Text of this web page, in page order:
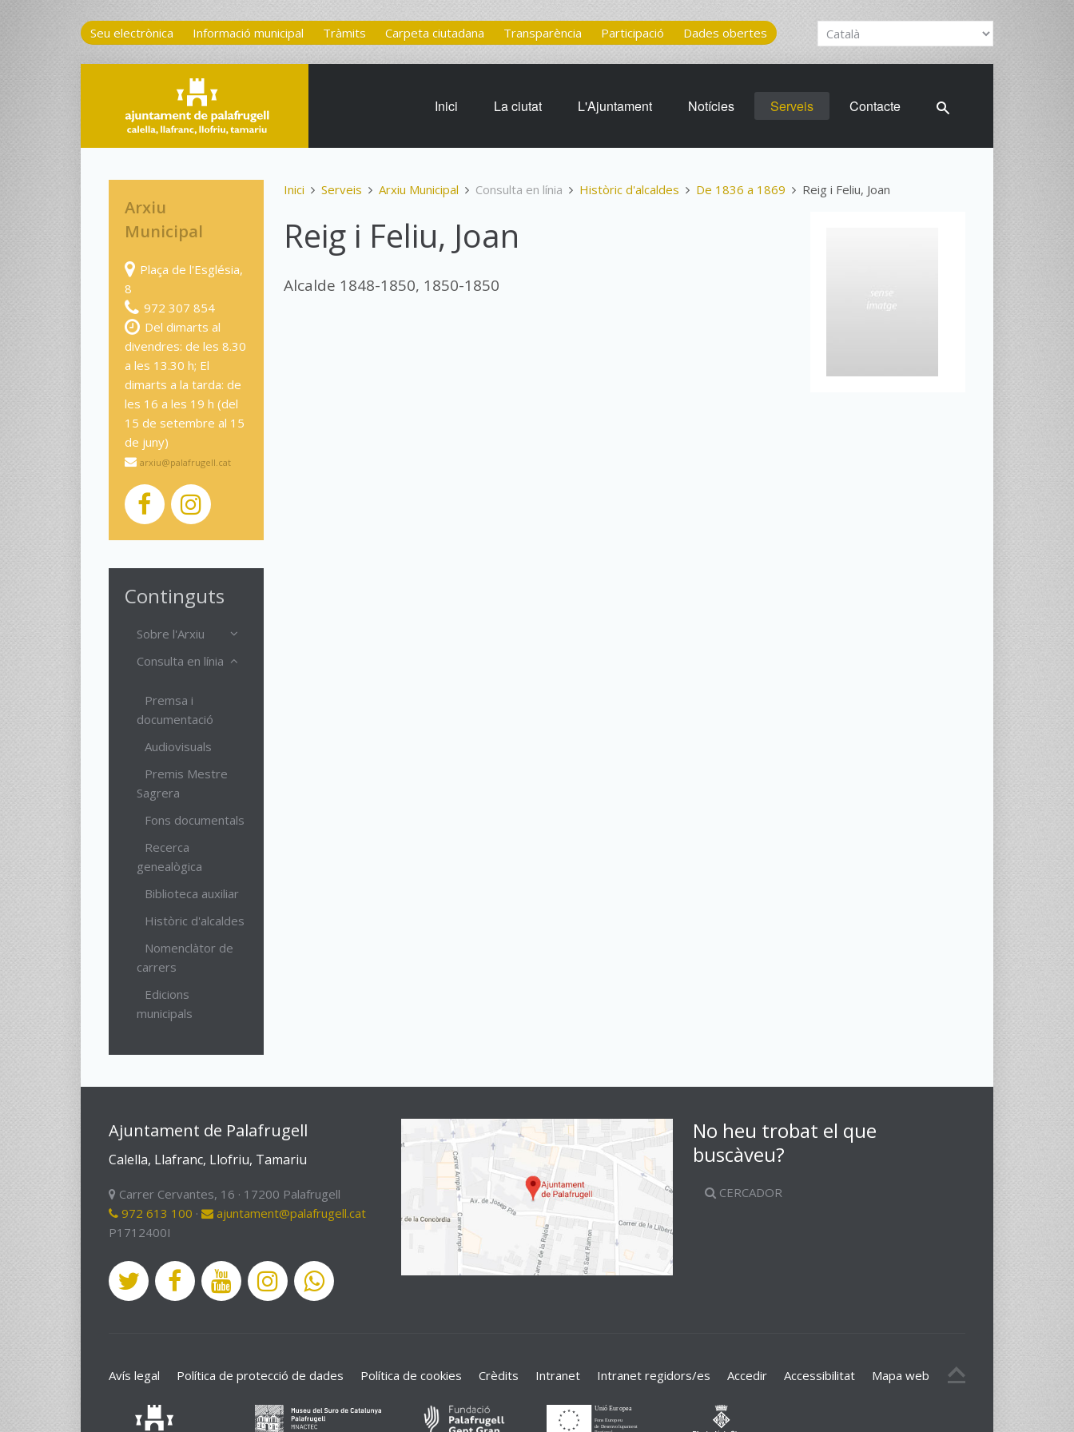
Seu electrònica Informació municipal Tràmits Carpeta ciutadana Transparència Participació Dades obertes
Inici La ciutat L'Ajuntament Notícies Serveis Contacte
Inici Serveis Arxiu Municipal Consulta en línia Històric d'alcaldes De 1836 a 1869 Reig i Feliu, Joan
Reig i Feliu, Joan
Alcalde 1848-1850, 1850-1850
Arxiu
Municipal
Plaça de l'Església,
8
972 307 854
Del dimarts al
divendres: de les 8.30
a les 13.30 h; El
dimarts a la tarda: de
les 16 a les 19 h (del
15 de setembre al 15
de juny)
arxiu@palafrugell.cat
Continguts
Sobre l'Arxiu
Consulta en línia
Premsa i
documentació
Audiovisuals
Premis Mestre
Sagrera
Fons documentals
Recerca
genealògica
Biblioteca auxiliar
Històric d'alcaldes
Nomenclàtor de
carrers
Edicions
municipals
Ajuntament de Palafrugell
Calella, Llafranc, Llofriu, Tamariu
Carrer Cervantes, 16 · 17200 Palafrugell
972 613 100 ·
ajuntament@palafrugell.cat
P1712400I
No heu trobat el que
buscàveu?
CERCADOR
Avís legal Política de protecció de dades Política de cookies Crèdits Intranet Intranet regidors/es Accedir Accessibilitat Mapa web